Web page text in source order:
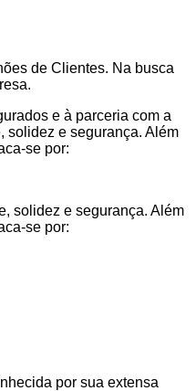
de Clientes. Na busca
e à parceria com a
solidez e segurança. Além
se por:
solidez e segurança. Além
se por:
por sua extensa